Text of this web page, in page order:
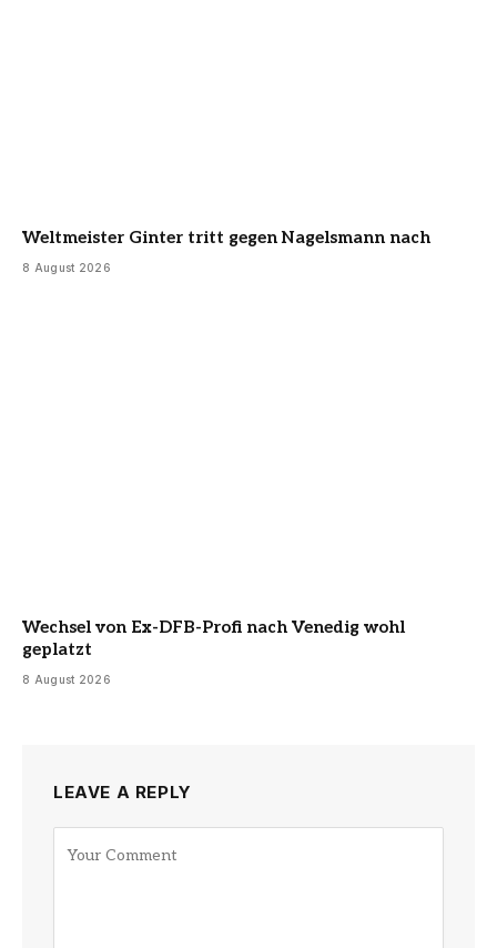
Weltmeister Ginter tritt gegen Nagelsmann nach
8 August 2026
Wechsel von Ex-DFB-Profi nach Venedig wohl
geplatzt
8 August 2026
LEAVE A REPLY